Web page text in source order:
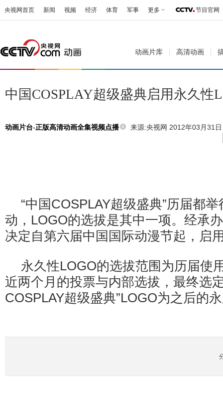
央视网首页 新闻 视频 经济 体育 军事 更多 节目官网
动画片库 高清动画
中国COSPLAY超级盛典启用永久性
动画片台-正版高清动画全集视频点播 来源:央视网 2012年03月31
“中国COSPLAY超级盛典”历届都
动，LOGO的选拔是其中一项。经承
决定自第六届中国国际动漫节起，启
永久性LOGO的选拔范围为历届使
近两个月的投票与内部选拔，最终选
COSPLAY超级盛典”LOGO为之后的